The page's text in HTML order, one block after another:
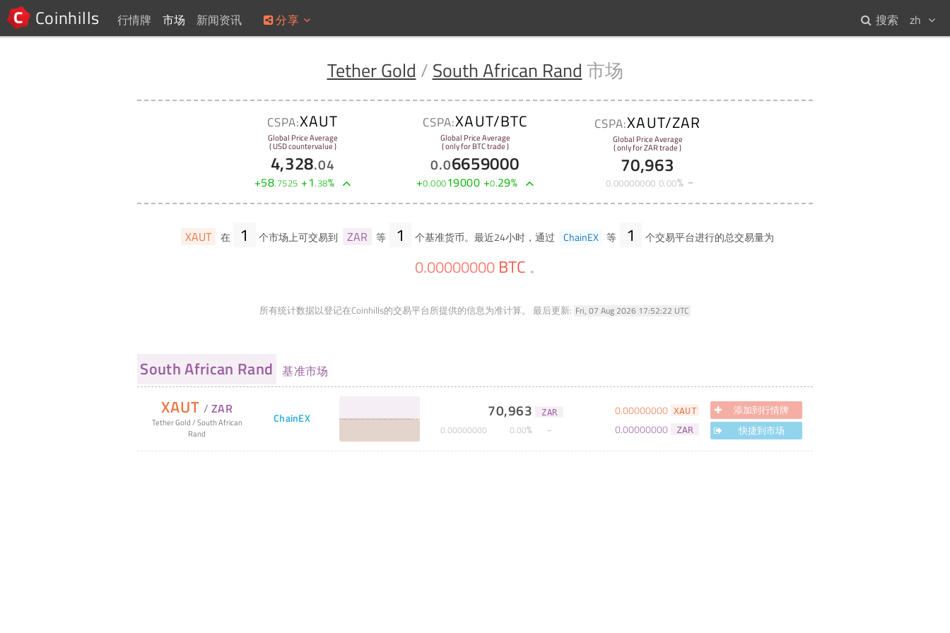
Coinhills 行情牌 市场 新闻资讯 分享 zh
搜索
Tether Gold / South African Rand 市场
CSPA:XAUT
Global Price Average
( USD countervalue )
4,328.04
+58.7525 +1.38%
CSPA:XAUT/BTC
Global Price Average
( only for BTC trade )
0.06659000
+0.00019000 +0.29%
CSPA:XAUT/ZAR
Global Price Average
( only for ZAR trade )
70,963
0.00000000 0.00%
XAUT 在 1 个市场上可交易到 ZAR 等 1 个基准货币。最近24小时，通过 ChainEX 等 1 个交易平台进行的总交易量为
0.00000000 BTC 。
所有统计数据以登记在Coinhills的交易平台所提供的信息为准计算。 最后更新: Fri, 07 Aug 2026 17:52:22 UTC
South African Rand 基准市场
XAUT / ZAR
Tether Gold/South African
Rand
ChainEX 70,963 ZAR
0.00000000 0.00%
0.00000000 XAUT
0.00000000 ZAR
添加到行情牌
快捷到市场